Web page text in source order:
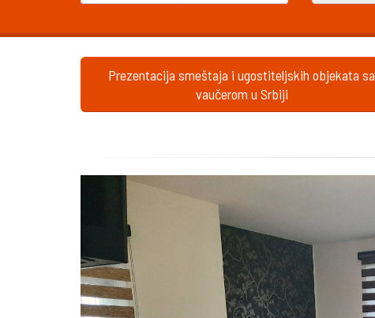
Prezentacija smeštaja i ugostiteljskih objekata sa
vaučerom u Srbiji